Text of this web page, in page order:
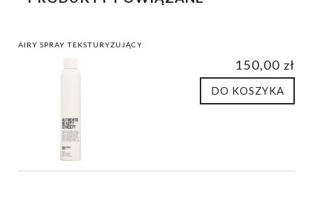
AIRY SPRAY TEKSTURYZUJĄCY
150,00 zł
DO KOSZYKA